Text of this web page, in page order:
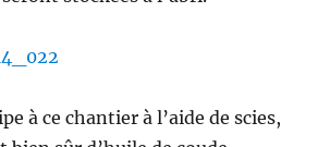
à ce chantier à l’aide de scies,